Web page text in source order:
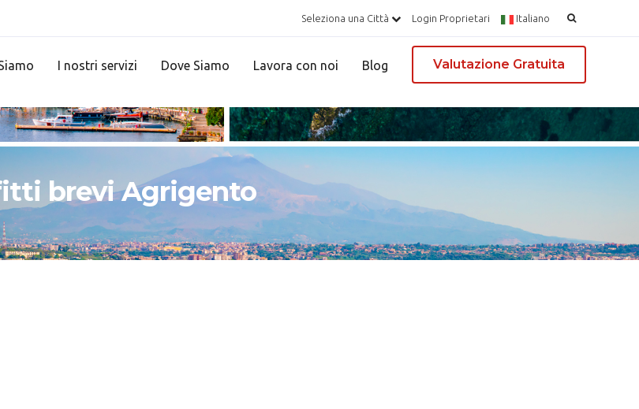
Seleziona una Città Login Proprietari Italiano Ricerca
per:
I nostri servizi Dove Siamo Lavora con noi Blog Valutazione Gratuita
brevi Agrigento